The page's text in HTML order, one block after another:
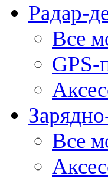
Радар-
Все
GPS-
Все